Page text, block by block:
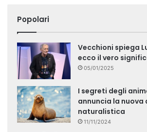
Popolari
Vecchioni spiega
ecco il vero
05/01/2025
I segreti degli
annuncia la nuova
naturalistica
11/11/2024